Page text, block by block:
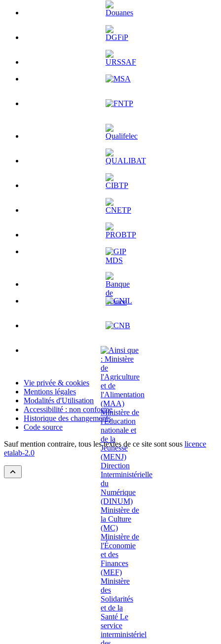
Vie privée & cookies
Mentions légales
Modalités d'Utilisation
Accessibilité : non conforme
Historique des changements
Code source
Sauf mention contraire, tous les textes de ce site sont sous licence
etalab-2.0